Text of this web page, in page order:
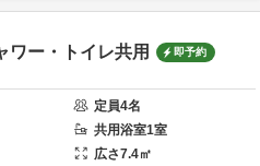
ワー・トイレ共用 即予約
定員4名
共用浴室1室
広さ7.4㎡